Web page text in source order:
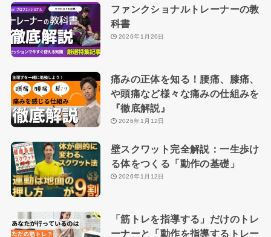
ファンクショナルトレーナーの教
科書
2026年1月26日
痛みの正体を知る！腰痛、膝痛、
や頭痛など様々な痛みの仕組みを
『徹底解説』
2026年1月12日
壁スクワット完全解説：一生歩け
る体をつくる「動作の基礎」
2026年1月12日
「筋トレを指導する」だけのトレ
ーナーと「動作を指導するトレー